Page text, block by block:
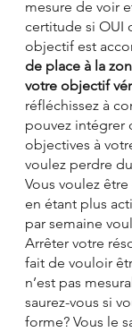
mesure de voir
certitude si OUI
objectif est
de place à la
votre objectif
réfléchissez à
pouvez intégrer
objectives à
voulez perdre
Vous voulez
en étant plus
par semaine
Arrêter votre
fait de vouloir
n’est pas
saurez-vous si
forme? Vous le